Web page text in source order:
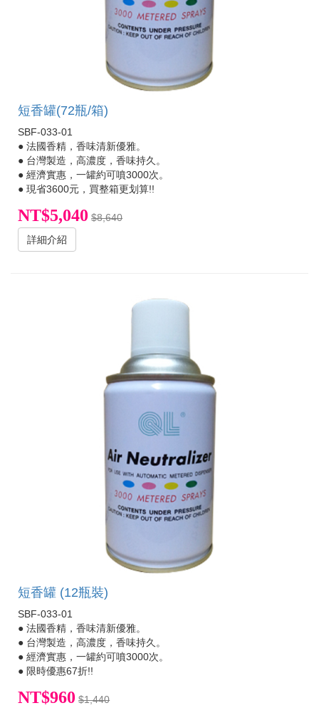
短香罐(72瓶/箱)
SBF-033-01
● 法國香精，香味清新優雅。
● 台灣製造，高濃度，香味持久。
● 經濟實惠，一罐約可噴3000次。
● 現省3600元，買整箱更划算!!
NT$5,040 $8,640
詳細介紹
短香罐 (12瓶裝)
SBF-033-01
● 法國香精，香味清新優雅。
● 台灣製造，高濃度，香味持久。
● 經濟實惠，一罐約可噴3000次。
● 限時優惠67折!!
NT$960 $1,440